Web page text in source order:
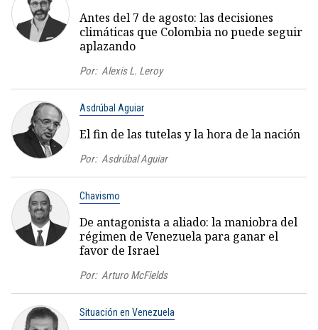
Antes del 7 de agosto: las decisiones
climáticas que Colombia no puede seguir
aplazando
Por: Alexis L. Leroy
Asdrúbal Aguiar
El fin de las tutelas y la hora de la nación
Por: Asdrúbal Aguiar
Chavismo
De antagonista a aliado: la maniobra del
régimen de Venezuela para ganar el
favor de Israel
Por: Arturo McFields
Situación en Venezuela